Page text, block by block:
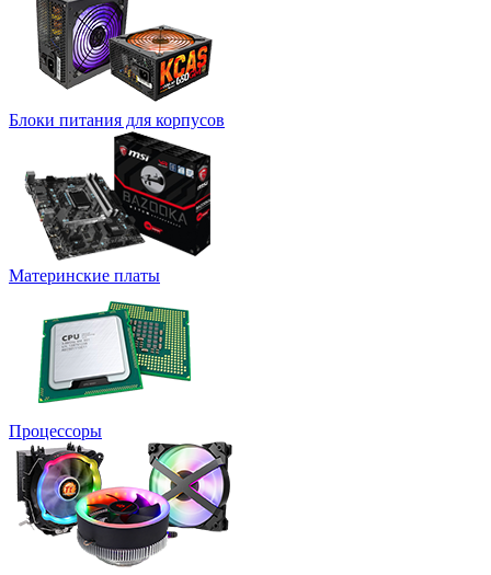
Блоки питания для корпусов
Материнские платы
Процессоры